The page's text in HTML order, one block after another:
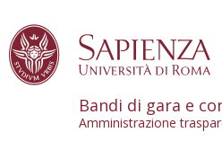
Bandi di gara e
Amministrazione